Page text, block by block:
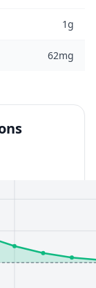
1g
62mg